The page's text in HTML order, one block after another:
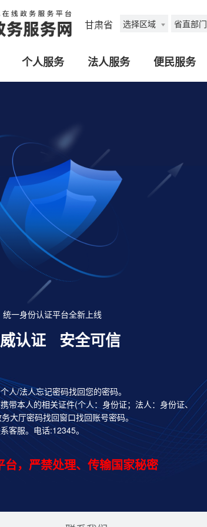
甘肃省 选择区域 省直部门
个人服务 法人服务 便民服务
统一身份认证平台全新上线
认证 安全可信
人/法人忘记密码找回您的密码。
带本人的相关证件(个人：身份证；法人：身份证、
大厅密码找回窗口找回账号密码。
客服。电话:12345。
台，严禁处理、传输国家秘密